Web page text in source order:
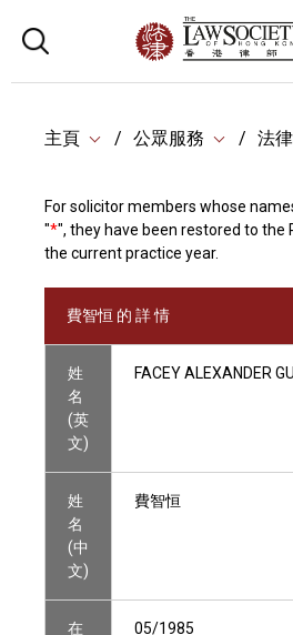
主頁 公眾服務 法
For solicitor members whose
"*", they have been restored to the
the current practice year.
費智恒 的 詳 情
姓
名
(英
文)
FACEY ALEXANDER
姓
名
(中
文)
費智恒
在
05/1985